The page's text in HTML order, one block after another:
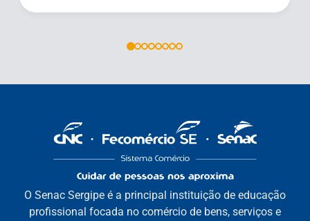
O Senac Sergipe é a principal instituição de educação
profissional focada no comércio de bens, serviços e